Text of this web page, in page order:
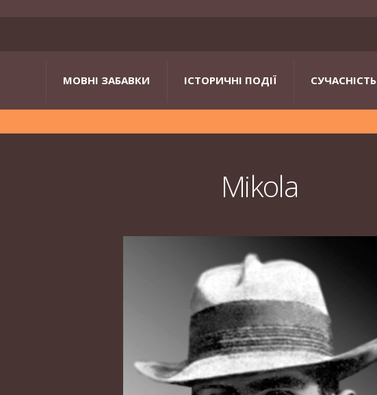
МОВНІ ЗАБАВКИ ІСТОРИЧНІ ПОДІЇ СУЧАСНІСТЬ
Mikola